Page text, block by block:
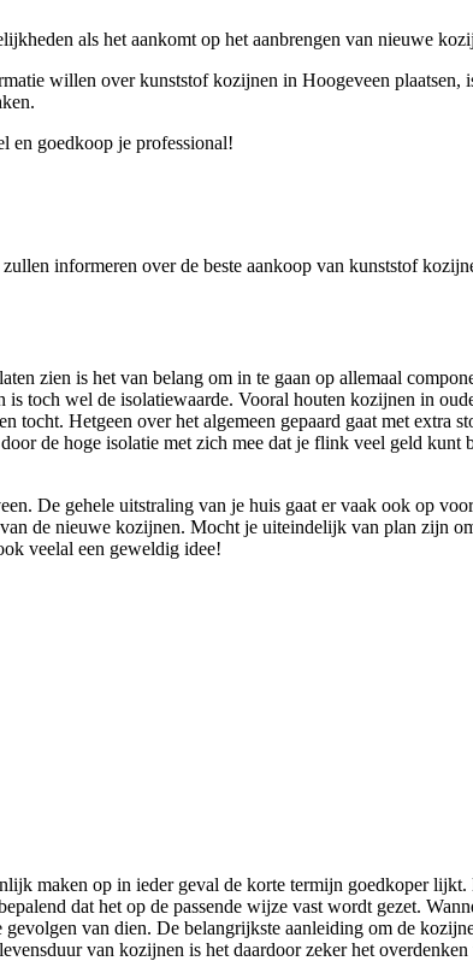
als het aankomt op het aanbrengen van nieuwe
willen over kunststof kozijnen in Hoogeveen plaatsen,
en goedkoop je professional!
informeren over de beste aankoop van kunststof
zien is het van belang om in te gaan op allemaal
toch wel de isolatiewaarde. Vooral houten kozijnen in
Hetgeen over het algemeen gepaard gaat met extra
de hoge isolatie met zich mee dat je flink veel geld kunt
De gehele uitstraling van je huis gaat er vaak ook op
de nieuwe kozijnen. Mocht je uiteindelijk van plan zijn
veelal een geweldig idee!
maken op in ieder geval de korte termijn goedkoper
dat het op de passende wijze vast wordt gezet.
van dien. De belangrijkste aanleiding om de
van kozijnen is het daardoor zeker het